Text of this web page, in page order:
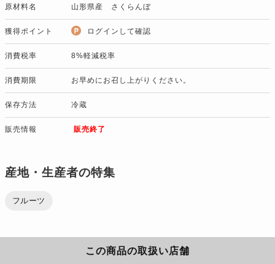
原材料名 山形県産 さくらんぼ
獲得ポイント ログインして確認
消費税率 8%軽減税率
消費期限 お早めにお召し上がりください。
保存方法 冷蔵
販売情報 販売終了
産地・生産者の特集
フルーツ
この商品の取扱い店舗